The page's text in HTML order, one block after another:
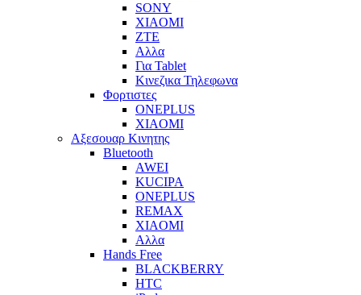
SONY
XIAOMI
ZTE
Αλλα
Για Tablet
Κινεζικα Τηλεφωνα
Φορτιστες
ONEPLUS
XIAOMI
Αξεσουαρ Κινητης
Bluetooth
AWEI
KUCIPA
ONEPLUS
REMAX
XIAOMI
Αλλα
Hands Free
BLACKBERRY
HTC